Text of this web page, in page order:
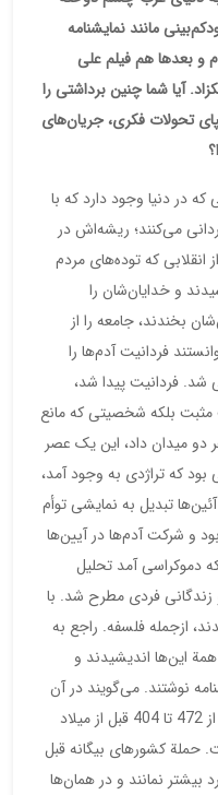
مانند نمایشنامه
و بعدها هم فیلم علی
آیا شما چنین برداشتی را
تحولات فکری، جریان‌های
که در دنیا وجود دارد که با
می‌کنند؛ ریشه‌اش در
انقلابی که توده‌های مردم
و خدایان‌شان را
بخندند، جامعه را از
فردانیت آدم‌ها را
فردانیت پیدا شد،
بلکه شخصیتی که مانع
دو میدان داد، این یک عصر
که تراژدی به وجود آمد،
تبدیل به نمایشی توأم
و شرکت آدم‌ها در آیین‌ها
دموکراسی آمد تحلیل
فردی مطرح شد. با
ازجمله فلسفه. راجع به
این‌ها اندیشیدند و
نوشتند. می‌گویند در آن
80 سالی که اوج درام‌نویسی یونان بود، از 472 تا 404 قبل از میلاد
حملة کشورهای بیگانه قبل
مسیح باعث شد که 32، 33 مورد بیشتر نمانند و در همان‌ها